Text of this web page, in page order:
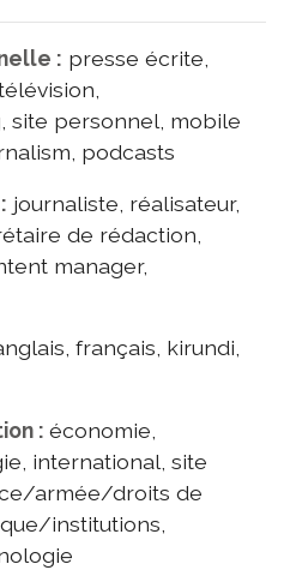
: presse écrite,
site personnel, mobile
podcasts
journaliste, réalisateur,
de rédaction,
manager,
français, kirundi,
: économie,
international, site
armée/droits de
institutions,